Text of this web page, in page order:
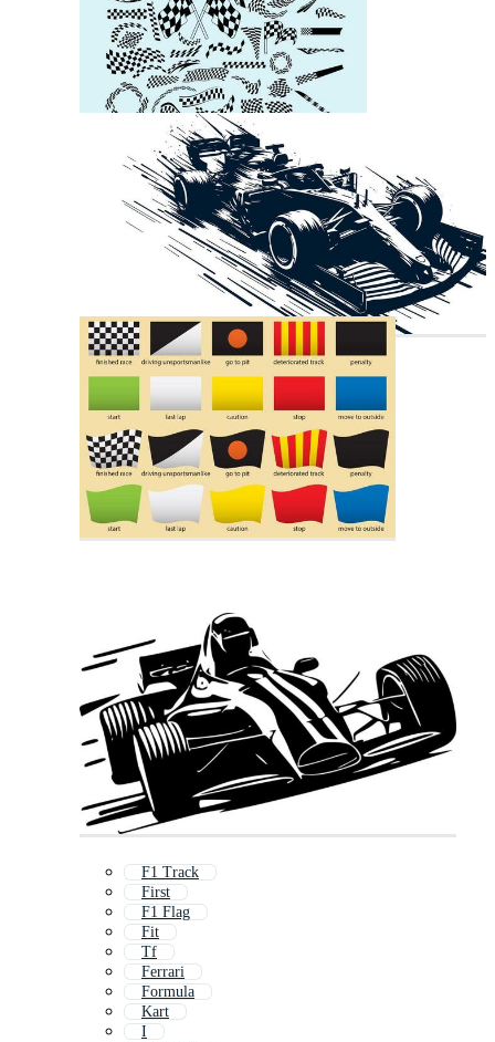
F1 Track
First
F1 Flag
Fit
Tf
Ferrari
Formula
Kart
I